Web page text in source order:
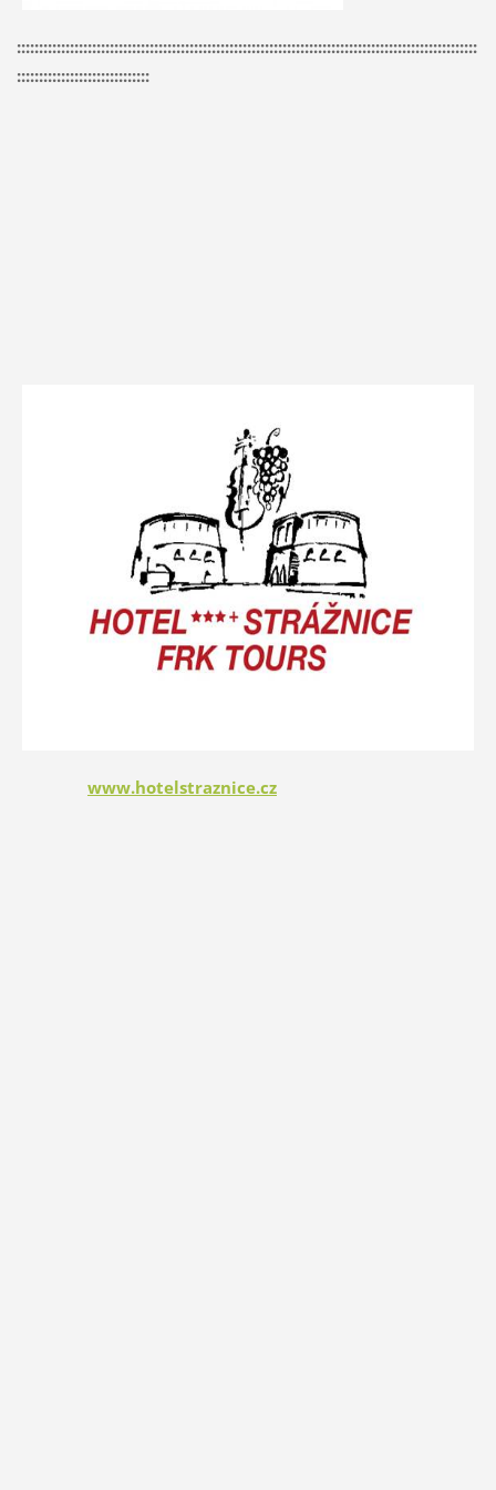
::::::::::::::::::::::::::::::::::::::::::::::::::::::::::::::::::::::::::::::::::::::::::::::::::::::::
::::::::::::::::::::::::::::::
www.hotelstraznice.cz